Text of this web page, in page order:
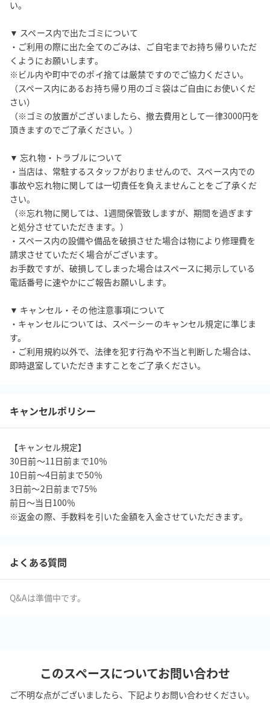
い。
▼ スペース内で出たゴミについて
・ご利用の際に出た全てのごみは、ご自宅までお持ち帰りいただ
くようにお願いします。
※ビル内や町中でのポイ捨ては厳禁ですのでご協力ください。
（スペース内にあるお持ち帰り用のゴミ袋はご自由にお使いくだ
さい）
（※ゴミの放置がございましたら、撤去費用として一律3000円を
頂きますのでご了承ください。）
▼ 忘れ物・トラブルについて
・当店は、常駐するスタッフがおりませんので、スペース内での
事故や忘れ物に関しては一切責任を負えませんことをご了承くだ
さい。
（※忘れ物に関しては、1週間保管致しますが、期間を過ぎます
と処分させていただきます。）
・スペース内の設備や備品を破損させた場合は物により修理費を
請求させていただく場合がございます。
お手数ですが、破損してしまった場合はスペースに掲示している
電話番号に速やかにご報告お願いします。
▼ キャンセル・その他注意事項について
・キャンセルについては、スペーシーのキャンセル規定に準じま
す。
・ご利用規約以外で、法律を犯す行為や不当と判断した場合は、
即時退室していただきますことをご了承ください。
キャンセルポリシー
【キャンセル規定】
30日前〜11日前まで10％
10日前〜4日前まで50％
3日前〜2日前まで75%
前日〜当日100％
※返金の際、手数料を引いた金額を入金させていただきます。
よくある質問
Q&Aは準備中です。
このスペースについてお問い合わせ
ご不明な点がございましたら、下記よりお問い合わせください。